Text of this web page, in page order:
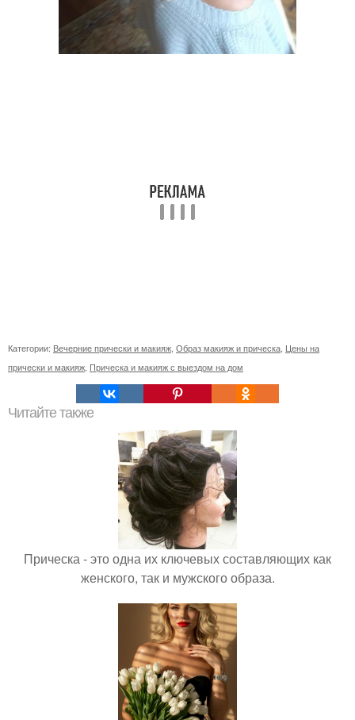
Категории: Вечерние прически и макияж Образ макияж и прическа Цены на
прически и макияж Прическа и макияж с выездом на дом
Читайте также
Прическа - это одна их ключевых составляющих как
женского, так и мужского образа.